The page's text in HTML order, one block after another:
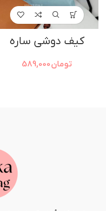
کیف دوشی ساره
تومان